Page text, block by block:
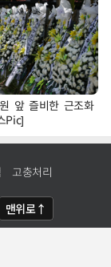
앞 즐비한 근조화
Pic]
고충처리
맨위로↑